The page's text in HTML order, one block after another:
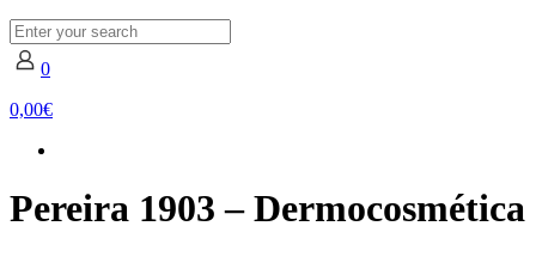
0
0,00€
Pereira 1903 – Dermocosmética